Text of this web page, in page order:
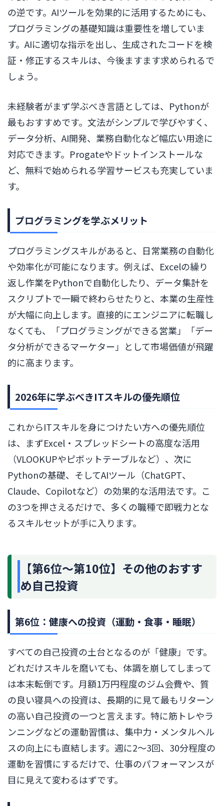
の逆です。AIツールを効果的に活用するためにも、
プログラミングの基礎知識は重要性を増していま
す。AIに適切な指示を出し、生成されたコードを検
証・修正するスキルは、今後ますます求められるで
しょう。
未経験者がまず学ぶべき言語としては、Pythonが
最もおすすめです。文法がシンプルで学びやすく、
データ分析、AI開発、業務自動化など幅広い用途に
対応できます。Progateやドットインストールな
ど、無料で始められる学習サービスも充実していま
す。
プログラミングを学ぶメリット
プログラミングスキルがあると、日常業務の自動化
や効率化が可能になります。例えば、Excelの繰り
返し作業をPythonで自動化したり、データ集計を
スクリプトで一瞬で終わらせたりと、本業の生産性
が大幅に向上します。直接的にエンジニアに転職し
なくても、「プログラミングができる営業」「デー
タ分析ができるマーケター」として市場価値が飛躍
的に高まります。
2026年に学ぶべきITスキルの優先順位
これからITスキルを身につけたい方への優先順位
は、まずExcel・スプレッドシートの高度な活用
（VLOOKUPやピボットテーブルなど）、次に
Pythonの基礎、そしてAIツール（ChatGPT、
Claude、Copilotなど）の効果的な活用法です。こ
の3つを押さえるだけで、多くの職種で即戦力とな
るスキルセットが手に入ります。
【第6位〜第10位】その他のおすす
め自己投資
第6位：健康への投資（運動・食事・睡眠）
すべての自己投資の土台となるのが「健康」です。
どれだけスキルを磨いても、体調を崩してしまって
は本末転倒です。月額1万円程度のジム会費や、質
の良い寝具への投資は、長期的に見て最もリターン
の高い自己投資の一つと言えます。特に筋トレやラ
ンニングなどの運動習慣は、集中力・メンタルヘル
スの向上にも直結します。週に2〜3回、30分程度の
運動を習慣にするだけで、仕事のパフォーマンスが
目に見えて変わるはずです。